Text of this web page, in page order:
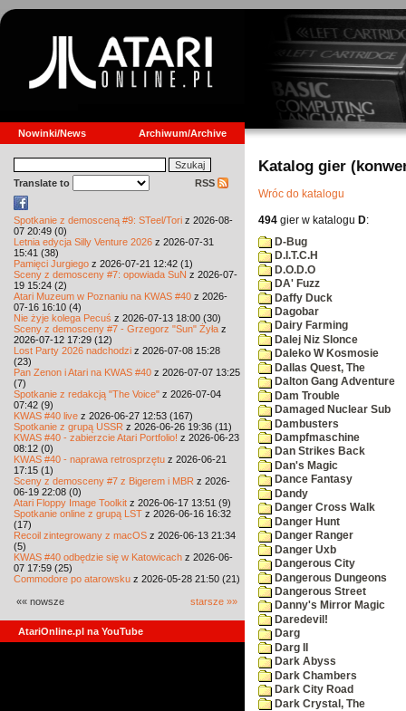
Nowinki/News Archiwum/Archive
Translate to RSS
Spotkanie z demosceną #9: STeel/Tori z 2026-08-
07 20:49 (0)
Letnia edycja Silly Venture 2026 z 2026-07-31
15:41 (38)
Pamięci Jurgiego z 2026-07-21 12:42 (1)
Sceny z demosceny #7: opowiada SuN z 2026-07-
19 15:24 (2)
Atari Muzeum w Poznaniu na KWAS #40 z 2026-
07-16 16:10 (4)
Nie żyje kolega Pecuś z 2026-07-13 18:00 (30)
Sceny z demosceny #7 - Grzegorz "Sun" Żyła z
2026-07-12 17:29 (12)
Lost Party 2026 nadchodzi z 2026-07-08 15:28
(23)
Pan Zenon i Atari na KWAS #40 z 2026-07-07 13:25
(7)
Spotkanie z redakcją "The Voice" z 2026-07-04
07:42 (9)
KWAS #40 live z 2026-06-27 12:53 (167)
Spotkanie z grupą USSR z 2026-06-26 19:36 (11)
KWAS #40 - zabierzcie Atari Portfolio! z 2026-06-23
08:12 (0)
KWAS #40 - naprawa retrosprzętu z 2026-06-21
17:15 (1)
Sceny z demosceny #7 z Bigerem i MBR z 2026-
06-19 22:08 (0)
Atari Floppy Image Toolkit z 2026-06-17 13:51 (9)
Spotkanie online z grupą LST z 2026-06-16 16:32
(17)
Recoil zintegrowany z macOS z 2026-06-13 21:34
(5)
KWAS #40 odbędzie się w Katowicach z 2026-06-
07 17:59 (25)
Commodore po atarowsku z 2026-05-28 21:50 (21)
«« nowsze starsze »»
AtariOnline.pl na YouTube
Katalog gier
Wróc do katalogu
494 gier w katalogu D:
D-Bug
D.I.T.C.H
D.O.D.O
DA' Fuzz
Daffy Duck
Dagobar
Dairy Farming
Dalej Niz Slonce
Daleko W Kosmosie
Dallas Quest, The
Dalton Gang Adventure
Dam Trouble
Damaged Nuclear Sub
Dambusters
Dampfmaschine
Dan Strikes Back
Dan's Magic
Dance Fantasy
Dandy
Danger Cross Walk
Danger Hunt
Danger Ranger
Danger Uxb
Dangerous City
Dangerous Dungeons
Dangerous Street
Danny's Mirror Magic
Daredevil!
Darg
Darg II
Dark Abyss
Dark Chambers
Dark City Road
Dark Crystal, The